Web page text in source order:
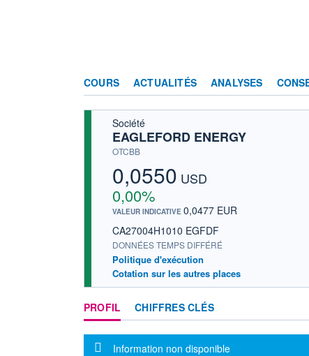
COURS ACTUALITÉS ANALYSES
Société
EAGLEFORD ENERGY
OTCBB
0,0550 USD
0,00%
VALEUR INDICATIVE 0,0477 EUR
CA27004H1010 EGFDF
DONNÉES TEMPS DIFFÉRÉ
Politique d'exécution
Cotation sur les autres places
PROFIL CHIFFRES CLÉS
Message d'information
Information non disponible